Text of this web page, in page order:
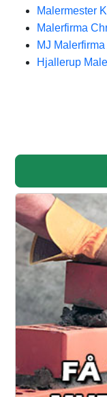
Malermester
Malerfirma
MJ Malerfirma
Hjallerup